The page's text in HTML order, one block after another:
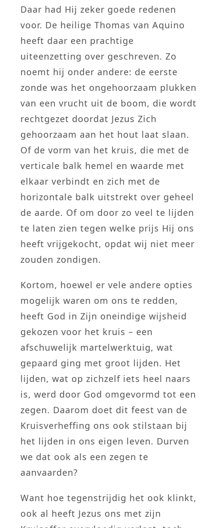
Daar had Hij zeker goede redenen
voor. De heilige Thomas van Aquino
heeft daar een prachtige
uiteenzetting over geschreven. Zo
noemt hij onder andere: de eerste
zonde was het ongehoorzaam plukken
van een vrucht uit de boom, die wordt
rechtgezet doordat Jezus Zich
gehoorzaam aan het hout laat slaan.
Of de vorm van het kruis, die met de
verticale balk hemel en waarde met
elkaar verbindt en zich met de
horizontale balk uitstrekt over geheel
de aarde. Of om door zo veel te lijden
te laten zien tegen welke prijs Hij ons
heeft vrijgekocht, opdat wij niet meer
zouden zondigen.
Kortom, hoewel er vele andere opties
mogelijk waren om ons te redden,
heeft God in Zijn oneindige wijsheid
gekozen voor het kruis – een
afschuwelijk martelwerktuig, wat
gepaard ging met groot lijden. Het
lijden, wat op zichzelf iets heel naars
is, werd door God omgevormd tot een
zegen. Daarom doet dit feest van de
Kruisverheffing ons ook stilstaan bij
het lijden in ons eigen leven. Durven
we dat ook als een zegen te
aanvaarden?
Want hoe tegenstrijdig het ook klinkt,
ook al heeft Jezus ons met zijn